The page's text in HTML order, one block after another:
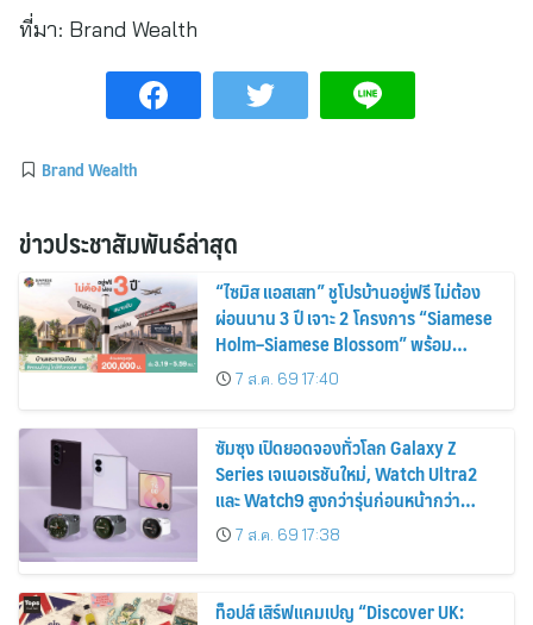
ที่มา: Brand Wealth
Brand Wealth
ข่าวประชาสัมพันธ์ล่าสุด
“ไซมิส แอสเสท” ชูโปรบ้านอยู่ฟรี ไม่ต้อง
ผ่อนนาน 3 ปี เจาะ 2 โครงการ “Siamese
Holm–Siamese Blossom” พร้อม
ส่วนลดและสิทธิพิเศษถึง 31 สิงหาคม
2569
7 ส.ค. 69 17:40
ซัมซุง เปิดยอดจองทั่วโลก Galaxy Z
Series เจเนอเรชันใหม่, Watch Ultra2
และ Watch9 สูงกว่ารุ่นก่อนหน้ากว่า
30%7 ส.ค. 69 17:38
ท็อปส์ เสิร์ฟแคมเปญ “Discover UK: